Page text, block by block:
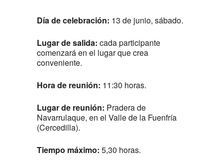
Día de celebración: 13 de junio, sábado.
Lugar de salida: cada participante
comenzará en el lugar que crea
conveniente.
Hora de reunión: 11:30 horas.
Lugar de reunión: Pradera de
Navarrulaque, en el Valle de la Fuenfría
(Cercedilla).
Tiempo máximo: 5,30 horas.